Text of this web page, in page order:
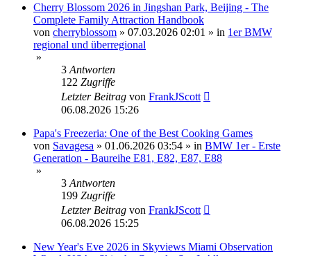
Cherry Blossom 2026 in Jingshan Park, Beijing - The
Complete Family Attraction Handbook
von cherryblossom » 07.03.2026 02:01 » in 1er BMW
regional und überregional
»
3 Antworten
122 Zugriffe
Letzter Beitrag von FrankJScott
06.08.2026 15:26
Papa's Freezeria: One of the Best Cooking Games
von Savagesa » 01.06.2026 03:54 » in BMW 1er - Erste
Generation - Baureihe E81, E82, E87, E88
»
3 Antworten
199 Zugriffe
Letzter Beitrag von FrankJScott
06.08.2026 15:25
New Year's Eve 2026 in Skyviews Miami Observation